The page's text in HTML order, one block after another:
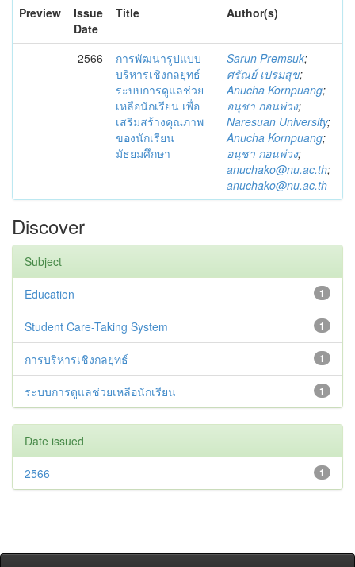
Preview
Issue
Date
Title Author(s)
2566
การพัฒนารูปแบบ
บริหารเชิงกลยุทธ์
ระบบการดูแลช่วย
เหลือนักเรียน เพื่อ
เสริมสร้างคุณภาพ
ของนักเรียน
มัธยมศึกษา
Sarun Premsuk;
ศรัณย์ เปรมสุข;
Anucha Kornpuang;
อนุชา กอนพ่วง;
Naresuan University;
Anucha Kornpuang;
อนุชา กอนพ่วง;
anuchako@nu.ac.th;
anuchako@nu.ac.th
Discover
Subject
1
Education
1
Student Care-Taking System
1
การบริหารเชิงกลยุทธ์
1
ระบบการดูแลช่วยเหลือนักเรียน
Date issued
1
2566